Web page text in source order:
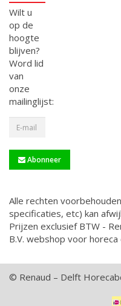
Wilt u
op de
hoogte
blijven?
Word lid
van
onze
mailinglijst:
Abonneer
Alle rechten
specificaties, etc) kan
Prijzen exclusief BTW -
B.V. webshop voor
© Renaud – Delft